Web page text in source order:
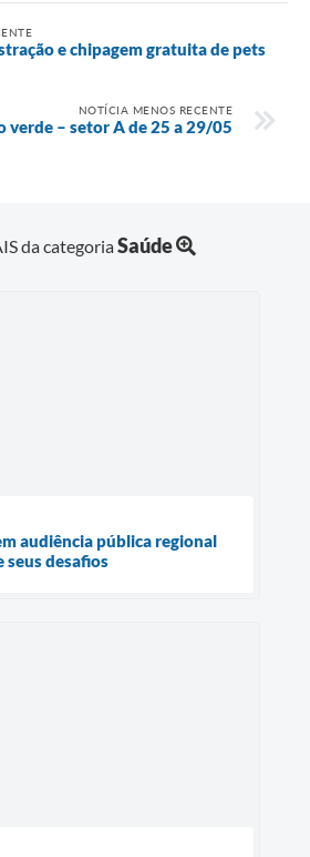
e chipagem gratuita de pets
NOTÍCIA MENOS RECENTE
verde – setor A de 25 a 29/05
da categoriaSaúde
audiência pública regional
seus desafios